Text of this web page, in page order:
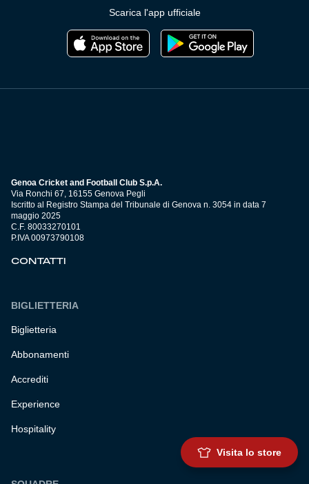
Scarica l'app ufficiale
Genoa Cricket and Football Club S.p.A.
Via Ronchi 67, 16155 Genova Pegli
Iscritto al Registro Stampa del Tribunale di Genova n. 3054 in data 7
maggio 2025
C.F. 80033270101
P.IVA 00973790108
CONTATTI
BIGLIETTERIA
Biglietteria
Abbonamenti
Accrediti
Experience
Hospitality
Visita lo store